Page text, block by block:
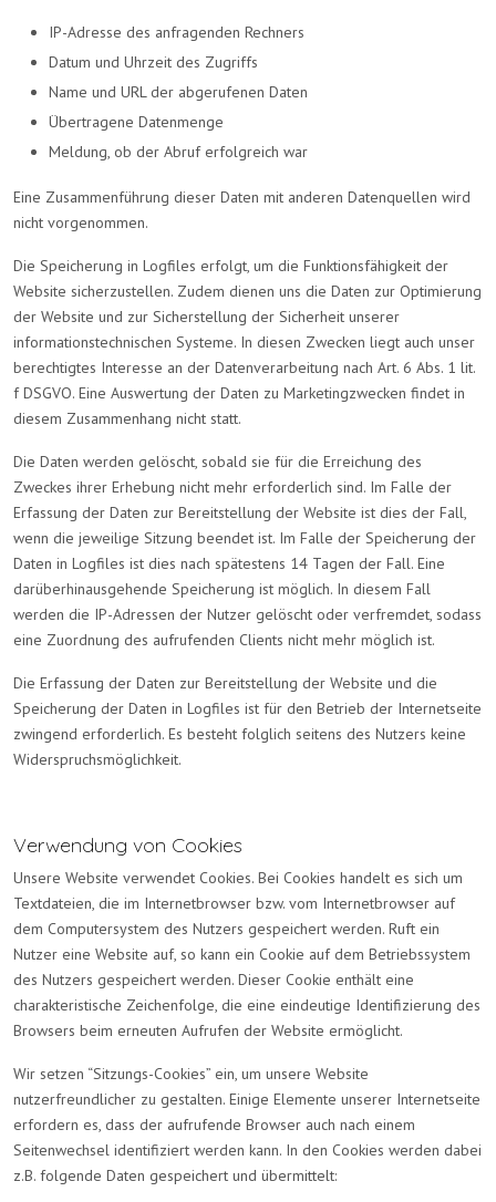
IP-Adresse des anfragenden Rechners
Datum und Uhrzeit des Zugriffs
Name und URL der abgerufenen Daten
Übertragene Datenmenge
Meldung, ob der Abruf erfolgreich war
Eine Zusammenführung dieser Daten mit anderen Datenquellen wird
nicht vorgenommen.
Die Speicherung in Logfiles erfolgt, um die Funktionsfähigkeit der
Website sicherzustellen. Zudem dienen uns die Daten zur Optimierung
der Website und zur Sicherstellung der Sicherheit unserer
informationstechnischen Systeme. In diesen Zwecken liegt auch unser
berechtigtes Interesse an der Datenverarbeitung nach Art. 6 Abs. 1 lit.
f DSGVO. Eine Auswertung der Daten zu Marketingzwecken findet in
diesem Zusammenhang nicht statt.
Die Daten werden gelöscht, sobald sie für die Erreichung des
Zweckes ihrer Erhebung nicht mehr erforderlich sind. Im Falle der
Erfassung der Daten zur Bereitstellung der Website ist dies der Fall,
wenn die jeweilige Sitzung beendet ist. Im Falle der Speicherung der
Daten in Logfiles ist dies nach spätestens 14 Tagen der Fall. Eine
darüberhinausgehende Speicherung ist möglich. In diesem Fall
werden die IP-Adressen der Nutzer gelöscht oder verfremdet, sodass
eine Zuordnung des aufrufenden Clients nicht mehr möglich ist.
Die Erfassung der Daten zur Bereitstellung der Website und die
Speicherung der Daten in Logfiles ist für den Betrieb der Internetseite
zwingend erforderlich. Es besteht folglich seitens des Nutzers keine
Widerspruchsmöglichkeit.
Verwendung von Cookies
Unsere Website verwendet Cookies. Bei Cookies handelt es sich um
Textdateien, die im Internetbrowser bzw. vom Internetbrowser auf
dem Computersystem des Nutzers gespeichert werden. Ruft ein
Nutzer eine Website auf, so kann ein Cookie auf dem Betriebssystem
des Nutzers gespeichert werden. Dieser Cookie enthält eine
charakteristische Zeichenfolge, die eine eindeutige Identifizierung des
Browsers beim erneuten Aufrufen der Website ermöglicht.
Wir setzen “Sitzungs-Cookies” ein, um unsere Website
nutzerfreundlicher zu gestalten. Einige Elemente unserer Internetseite
erfordern es, dass der aufrufende Browser auch nach einem
Seitenwechsel identifiziert werden kann. In den Cookies werden dabei
z.B. folgende Daten gespeichert und übermittelt: